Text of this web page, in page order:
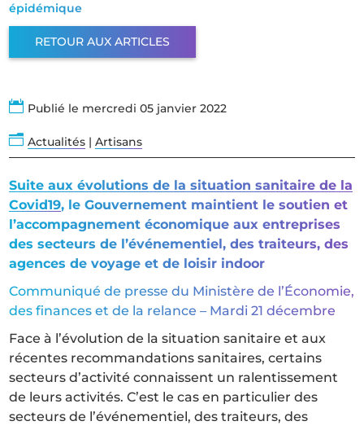
épidémique
RETOUR AUX ARTICLES
 Publié le mercredi 05 janvier 2022
n Actualités |Artisans
Suite aux évolutions de la situation sanitaire de la
Covid19, le Gouvernement maintient le soutien et
l’accompagnement économique aux entreprises
des secteurs de l’événementiel, des traiteurs, des
agences de voyage et de loisir indoor
Communiqué de presse du Ministère de l’Économie,
des finances et de la relance – Mardi 21 décembre
Face à l’évolution de la situation sanitaire et aux
récentes recommandations sanitaires, certains
secteurs d’activité connaissent un ralentissement
de leurs activités. C’est le cas en particulier des
secteurs de l’événementiel, des traiteurs, des